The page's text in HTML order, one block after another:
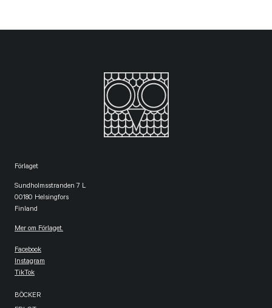
Förlaget
Sundholmsstranden 7 L
00180 Helsingfors
Finland
Mer om Förlaget.
Facebook
Instagram
TikTok
BÖCKER